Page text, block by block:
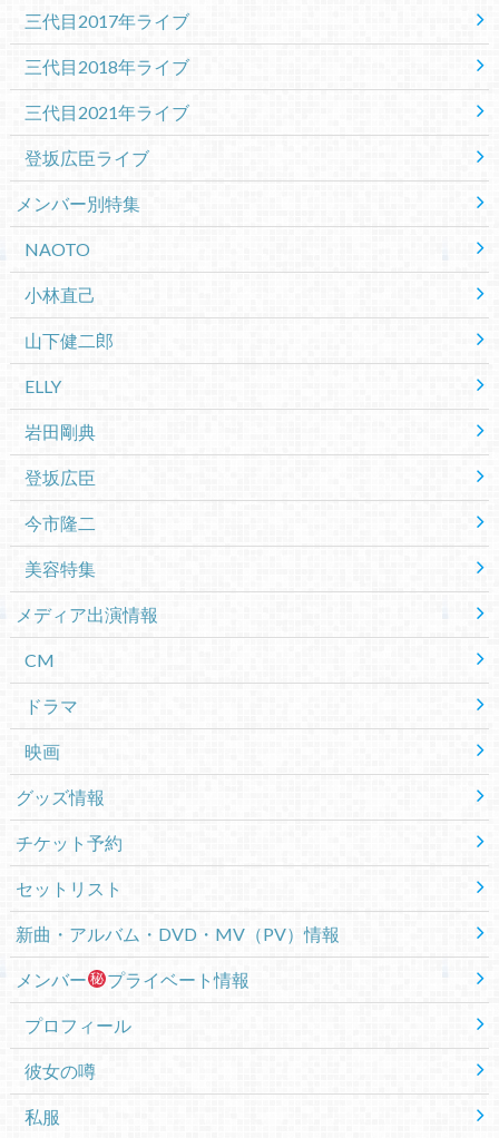
三代目2017年ライブ
三代目2018年ライブ
三代目2021年ライブ
登坂広臣ライブ
メンバー別特集
NAOTO
小林直己
山下健二郎
ELLY
岩田剛典
登坂広臣
今市隆二
美容特集
メディア出演情報
CM
ドラマ
映画
グッズ情報
チケット予約
セットリスト
新曲・アルバム・DVD・MV（PV）情報
メンバー プライベート情報
プロフィール
彼女の噂
私服